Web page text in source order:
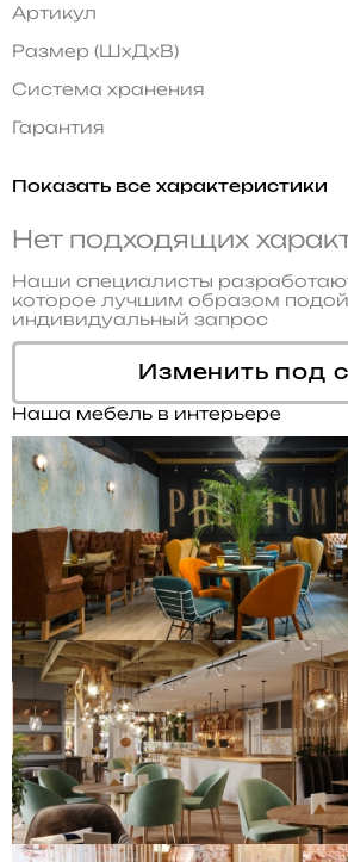
Артикул
Размер (ШхДхВ)
Система хранения
Гарантия
Показать все характеристики
Нет подходящих
Наши специалисты
которое лучшим образом
индивидуальный запрос
Изменить под
Наша мебель в интерьере